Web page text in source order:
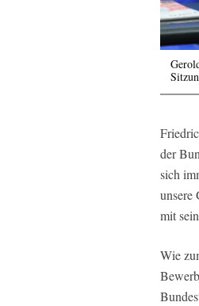
der
sich
unsere
mit
Wie